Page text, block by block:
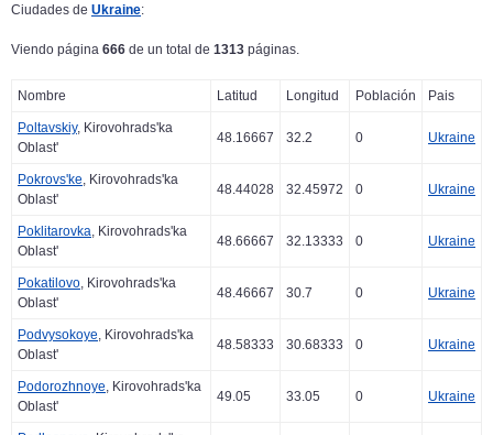
Ciudades de Ukraine:
Viendo página 666 de un total de 1313 páginas.
Nombre Latitud Longitud Población Pais
Poltavskiy, Kirovohrads'ka
Oblast'
48.16667 32.2 0 Ukraine
Pokrovs'ke, Kirovohrads'ka
Oblast'
48.44028 32.45972 0 Ukraine
Poklitarovka, Kirovohrads'ka
Oblast'
48.66667 32.13333 0 Ukraine
Pokatilovo, Kirovohrads'ka
Oblast'
48.46667 30.7 0 Ukraine
Podvysokoye, Kirovohrads'ka
Oblast'
48.58333 30.68333 0 Ukraine
Podorozhnoye, Kirovohrads'ka
Oblast'
49.05 33.05 0 Ukraine